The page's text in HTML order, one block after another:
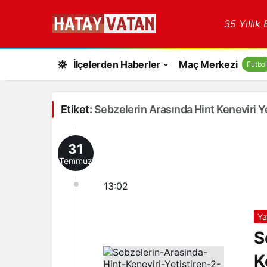
35 Yıllık
İlçelerden Haberler Maç Merkezi Futbol
Etiket: Sebzelerin Arasında Hint Keneviri
31
Temmuz
13:02